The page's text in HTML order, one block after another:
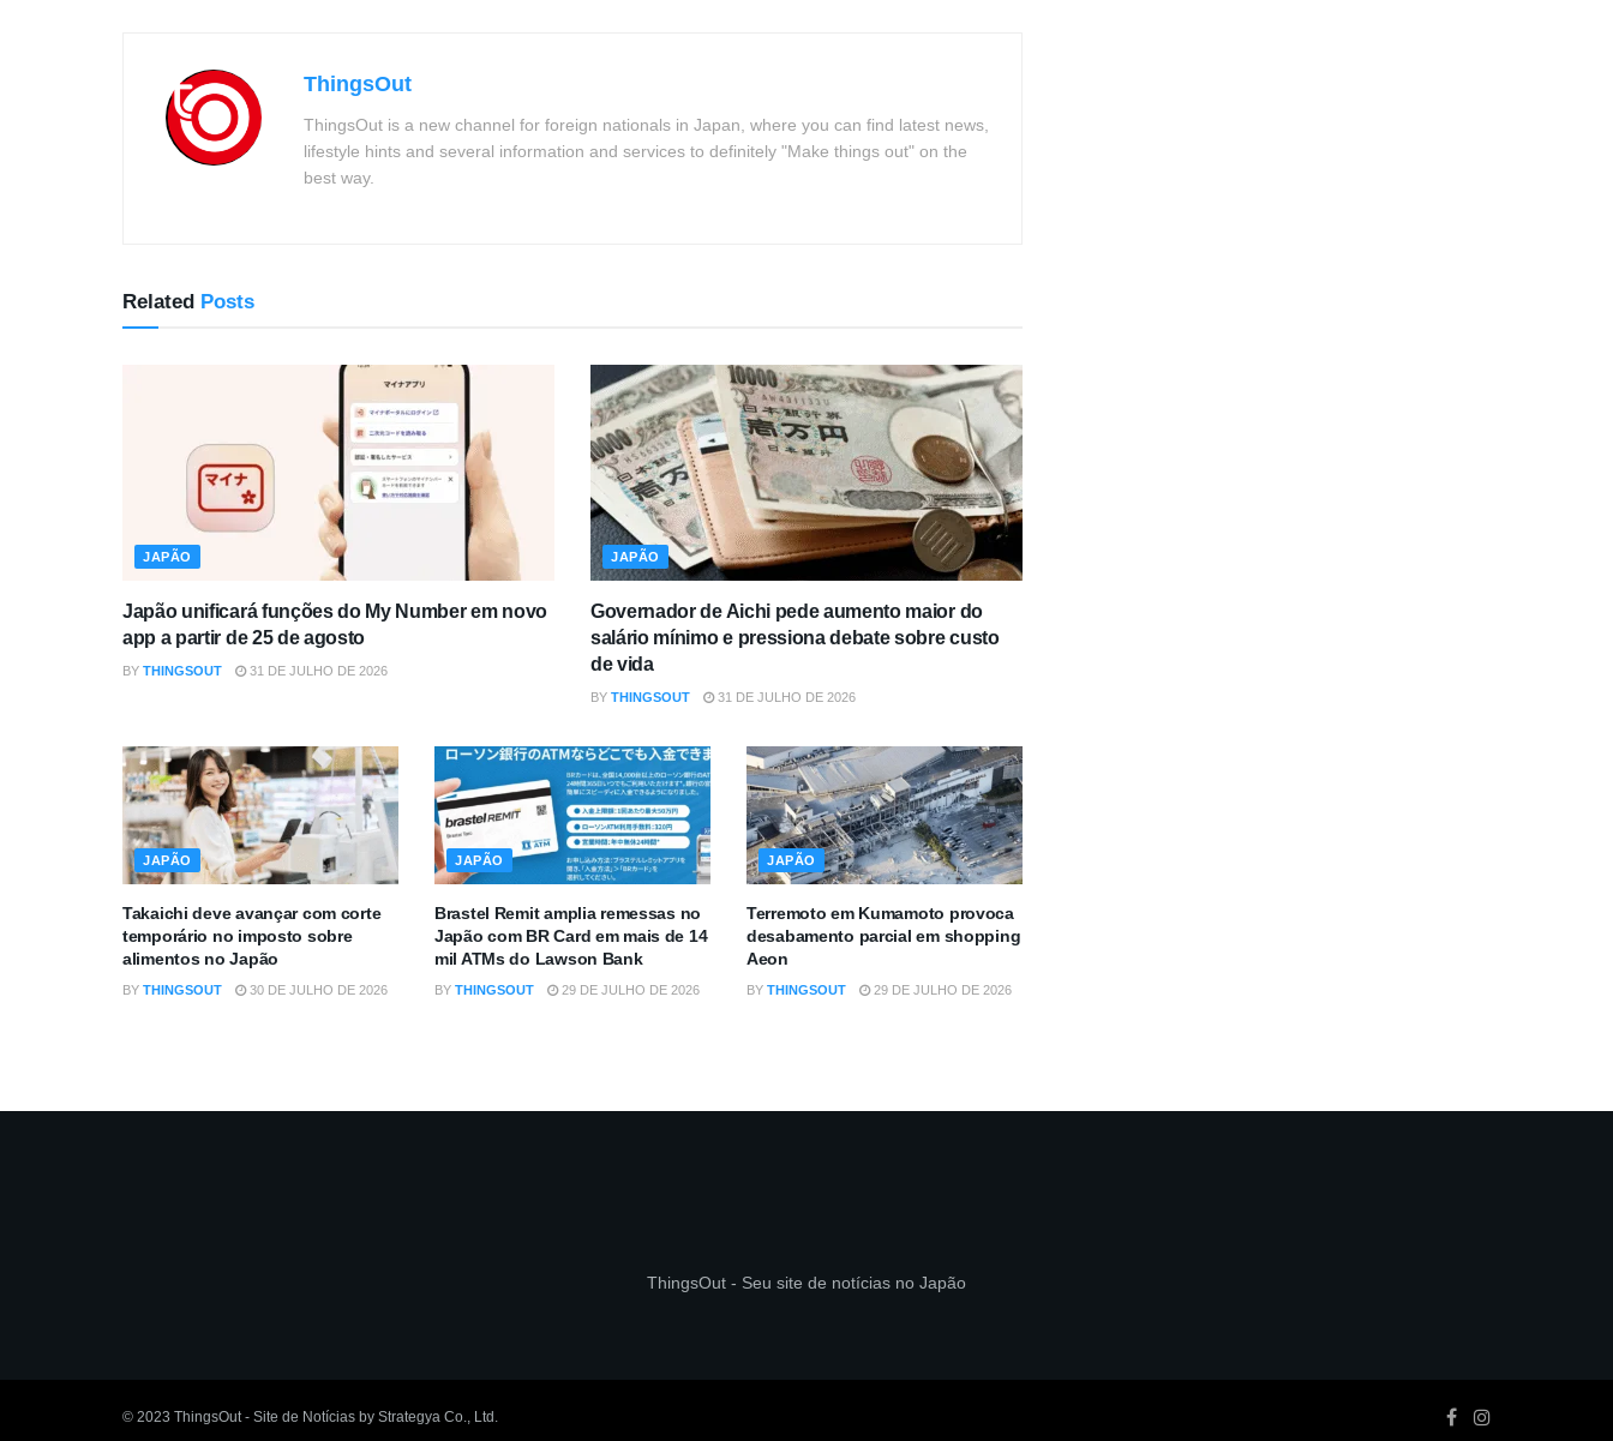
ThingsOut
ThingsOut is a new channel for foreign nationals in Japan, where you can find latest news,
lifestyle hints and several information and services to definitely "Make things out" on the
best way.
Related Posts
JAPÃO
Japão unificará funções do My Number em novo
app a partir de 25 de agosto
BY THINGSOUT 31 DE JULHO DE 2026
JAPÃO
Governador de Aichi pede aumento maior do
salário mínimo e pressiona debate sobre custo
de vida
BY THINGSOUT 31 DE JULHO DE 2026
JAPÃO
Takaichi deve avançar com corte
temporário no imposto sobre
alimentos no Japão
BY THINGSOUT 30 DE JULHO DE 2026
JAPÃO
Brastel Remit amplia remessas no
Japão com BR Card em mais de 14
mil ATMs do Lawson Bank
BY THINGSOUT 29 DE JULHO DE 2026
JAPÃO
Terremoto em Kumamoto provoca
desabamento parcial em shopping
Aeon
BY THINGSOUT 29 DE JULHO DE 2026
ThingsOut - Seu site de notícias no Japão
© 2023 ThingsOut - Site de Notícias by Strategya Co., Ltd